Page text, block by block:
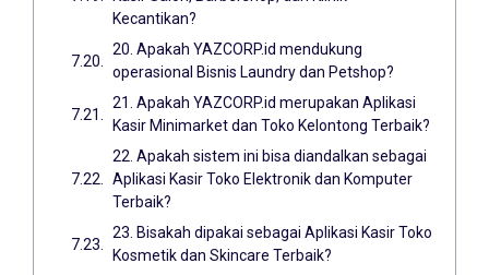
Kecantikan?
20. Apakah YAZCORP.id mendukung
operasional Bisnis Laundry dan Petshop?
21. Apakah YAZCORP.id merupakan Aplikasi
Kasir Minimarket dan Toko Kelontong Terbaik?
22. Apakah sistem ini bisa diandalkan sebagai
Aplikasi Kasir Toko Elektronik dan Komputer
Terbaik?
23. Bisakah dipakai sebagai Aplikasi Kasir Toko
Kosmetik dan Skincare Terbaik?